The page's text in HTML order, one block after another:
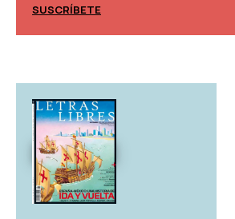
SUSCRÍBETE